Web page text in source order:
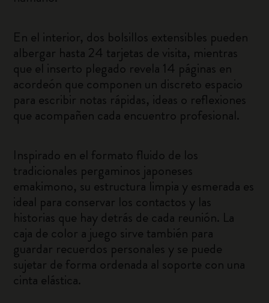
En el interior, dos bolsillos extensibles pueden
albergar hasta 24 tarjetas de visita, mientras
que el inserto plegado revela 14 páginas en
acordeón que componen un discreto espacio
para escribir notas rápidas, ideas o reflexiones
que acompañen cada encuentro profesional.
Inspirado en el formato fluido de los
tradicionales pergaminos japoneses
emakimono, su estructura limpia y esmerada es
ideal para conservar los contactos y las
historias que hay detrás de cada reunión. La
caja de color a juego sirve también para
guardar recuerdos personales y se puede
sujetar de forma ordenada al soporte con una
cinta elástica.